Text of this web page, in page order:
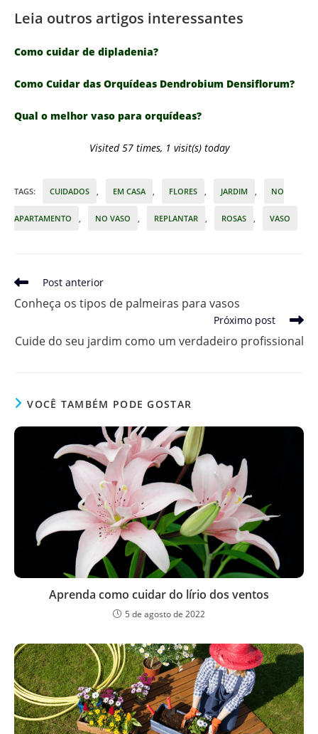
Leia outros artigos interessantes
Como cuidar de dipladenia?
Como Cuidar das Orquídeas Dendrobium Densiflorum?
Qual o melhor vaso para orquídeas?
Visited 57 times, 1 visit(s) today
TAGS: CUIDADOS EM CASA FLORES JARDIM NO
APARTAMENTO NO VASO REPLANTAR ROSAS VASO
Leia
artigos
Post anterior
Conheça os tipos de palmeiras para vasos
Próximo post
Cuide do seu jardim como um verdadeiro profissional
VOCÊ TAMBÉM PODE GOSTAR
Aprenda como cuidar do lírio dos ventos
5 de agosto de 2022